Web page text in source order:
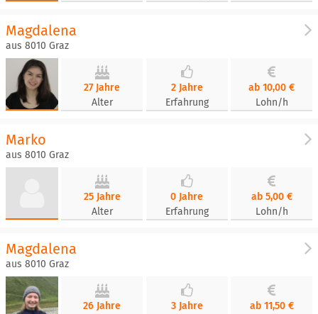
Magdalena
aus 8010 Graz
27 Jahre
Alter
2 Jahre
Erfahrung
ab 10,00 €
Lohn/h
Marko
aus 8010 Graz
25 Jahre
Alter
0 Jahre
Erfahrung
ab 5,00 €
Lohn/h
Magdalena
aus 8010 Graz
26 Jahre
3 Jahre
ab 11,50 €